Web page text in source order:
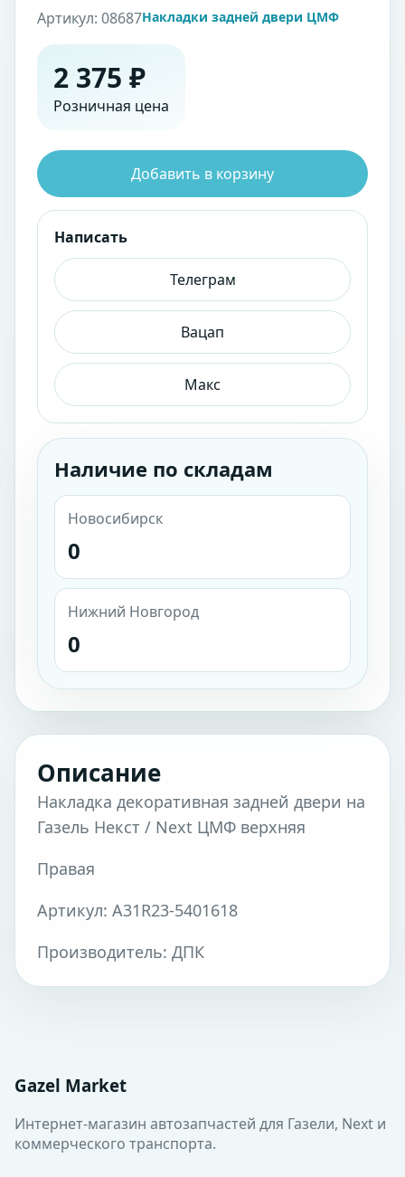
Артикул: 08687Накладки задней двери ЦМФ
2 375 ₽
Розничная цена
Добавить в корзину
Написать
Телеграм
Вацап
Макс
Наличие по складам
Новосибирск
0
Нижний Новгород
0
Описание
Накладка декоративная задней двери на
Газель Некст / Next ЦМФ верхняя
Правая
Артикул: А31R23-5401618
Производитель: ДПК
Gazel Market
Интернет-магазин автозапчастей для Газели, Next и
коммерческого транспорта.